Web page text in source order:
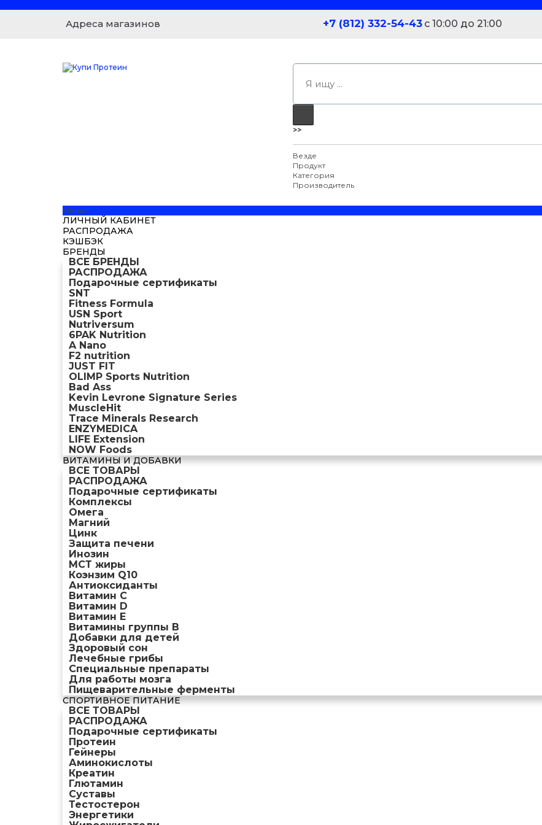
Адреса магазинов +7 (812) 332-54-43 с 10:00 до 21:00
>>
Везде
Продукт
Категория
Производитель
Меню
ЛИЧНЫЙ КАБИНЕТ
РАСПРОДАЖА
КЭШБЭК
БРЕНДЫ
ВСЕ БРЕНДЫ
РАСПРОДАЖА
Подарочные сертификаты
SNT
Fitness Formula
USN Sport
Nutriversum
6PAK Nutrition
A Nano
F2 nutrition
JUST FIT
OLIMP Sports Nutrition
Bad Ass
Kevin Levrone Signature Series
MuscleHit
Trace Minerals Research
ENZYMEDICA
LIFE Extension
NOW Foods
ВИТАМИНЫ И ДОБАВКИ
ВСЕ ТОВАРЫ
РАСПРОДАЖА
Подарочные сертификаты
Комплексы
Омега
Магний
Цинк
Защита печени
Инозин
МСТ жиры
Коэнзим Q10
Антиоксиданты
Витамин С
Витамин D
Витамин Е
Витамины группы B
Добавки для детей
Здоровый сон
Лечебные грибы
Специальные препараты
Для работы мозга
Пищеварительные ферменты
СПОРТИВНОЕ ПИТАНИЕ
ВСЕ ТОВАРЫ
РАСПРОДАЖА
Подарочные сертификаты
Протеин
Гейнеры
Аминокислоты
Креатин
Глютамин
Суставы
Тестостерон
Энергетики